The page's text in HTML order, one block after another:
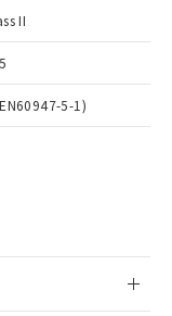
II
5-1)
果を当社の
または開
作成サー
当社の製
り、予定
てが基
て有害物
な影響を
に販売する
内容を当
当社は、
係者が違
合は、取
ン制御
員にご確
庫状況の